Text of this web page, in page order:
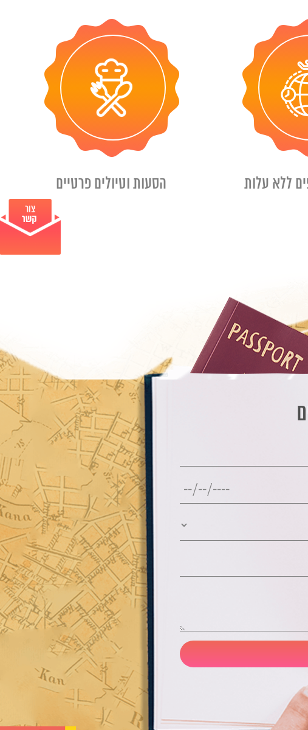
ללא עלות הסעות וטיולים פרטיים